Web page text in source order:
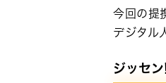
今回の提
デジタル
ジッセ